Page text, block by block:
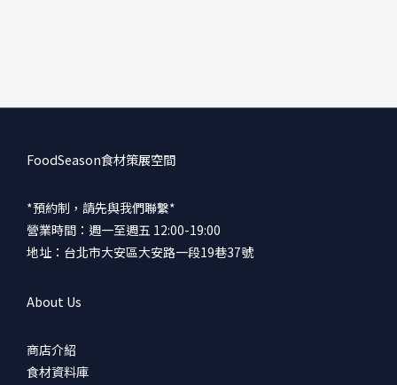
FoodSeason食材策展空間
*預約制，請先與我們聯繫*
營業時間：週一至週五 12:00-19:00
地址：台北市大安區大安路一段19巷37號
About Us
商店介紹
食材資料庫